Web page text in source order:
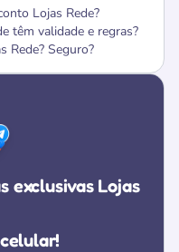
Lojas Rede?
têm validade e regras?
Rede? Seguro?
exclusivas Lojas